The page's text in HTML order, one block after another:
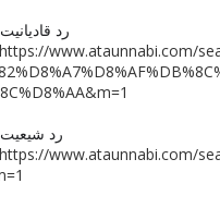
�� رد
https://www.ataunnabi.com/
�� رد
https://www.ataunnabi.com/